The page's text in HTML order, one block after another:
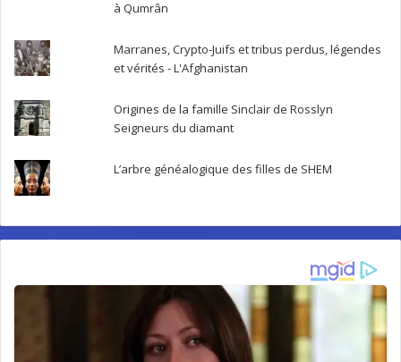
à Qumrân
Marranes, Crypto-Juifs et tribus perdus, légendes
et vérités - L'Afghanistan
Origines de la famille Sinclair de Rosslyn
Seigneurs du diamant
L’arbre généalogique des filles de SHEM